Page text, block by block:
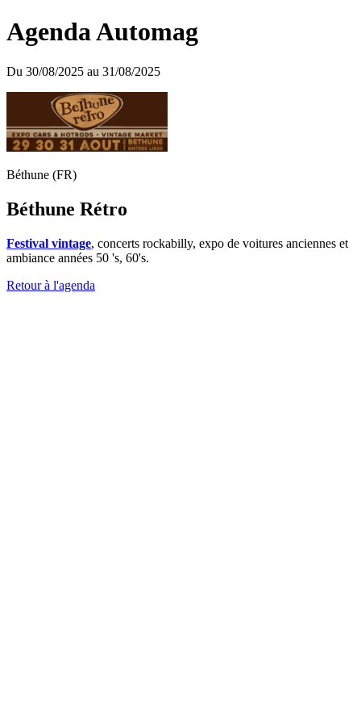
Agenda Automag
Du 30/08/2025 au 31/08/2025
Béthune (FR)
Béthune Rétro
Festival vintage, concerts rockabilly, expo de voitures anciennes et
ambiance années 50 's, 60's.
Retour à l'agenda